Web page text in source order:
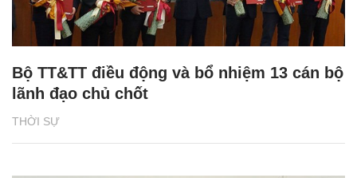
THỜI SỰ
Bộ TT&TT điều động và bổ nhiệm 13 cán bộ
lãnh đạo chủ chốt